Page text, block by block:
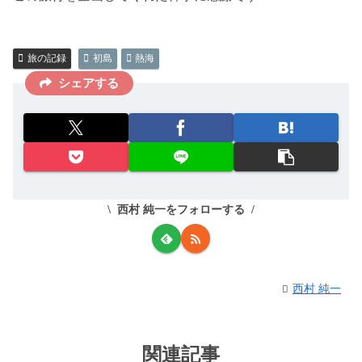
旅の記録 初島 熱海
シェアする
西村 純一をフォローする
西村 純一
関連記事